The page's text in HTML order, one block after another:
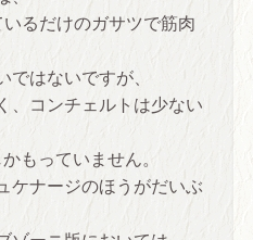
るだけのガサツで筋肉
はないですが、
、コンチェルトは少ない
もっていません。
ケナージのほうがだいぶ